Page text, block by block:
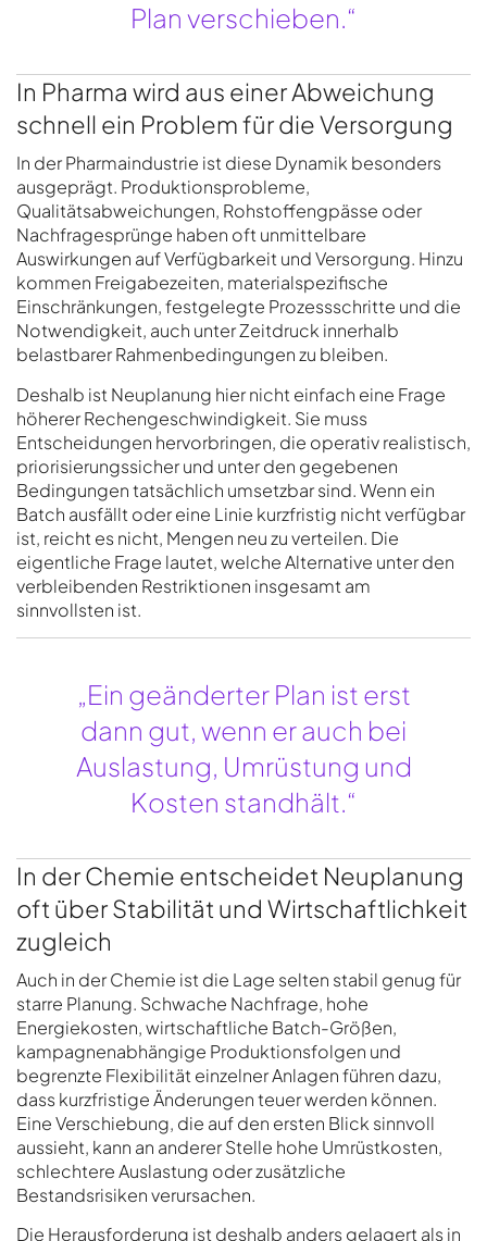
Plan verschieben.“
In Pharma wird aus einer Abweichung
schnell ein Problem für die Versorgung
In der Pharmaindustrie ist diese Dynamik besonders
ausgeprägt. Produktionsprobleme,
Qualitätsabweichungen, Rohstoffengpässe oder
Nachfragesprünge haben oft unmittelbare
Auswirkungen auf Verfügbarkeit und Versorgung. Hinzu
kommen Freigabezeiten, materialspezifische
Einschränkungen, festgelegte Prozessschritte und die
Notwendigkeit, auch unter Zeitdruck innerhalb
belastbarer Rahmenbedingungen zu bleiben.
Deshalb ist Neuplanung hier nicht einfach eine Frage
höherer Rechengeschwindigkeit. Sie muss
Entscheidungen hervorbringen, die operativ realistisch,
priorisierungssicher und unter den gegebenen
Bedingungen tatsächlich umsetzbar sind. Wenn ein
Batch ausfällt oder eine Linie kurzfristig nicht verfügbar
ist, reicht es nicht, Mengen neu zu verteilen. Die
eigentliche Frage lautet, welche Alternative unter den
verbleibenden Restriktionen insgesamt am
sinnvollsten ist.
„Ein geänderter Plan ist erst
dann gut, wenn er auch bei
Auslastung, Umrüstung und
Kosten standhält.“
In der Chemie entscheidet Neuplanung
oft über Stabilität und Wirtschaftlichkeit
zugleich
Auch in der Chemie ist die Lage selten stabil genug für
starre Planung. Schwache Nachfrage, hohe
Energiekosten, wirtschaftliche Batch-Größen,
kampagnenabhängige Produktionsfolgen und
begrenzte Flexibilität einzelner Anlagen führen dazu,
dass kurzfristige Änderungen teuer werden können.
Eine Verschiebung, die auf den ersten Blick sinnvoll
aussieht, kann an anderer Stelle hohe Umrüstkosten,
schlechtere Auslastung oder zusätzliche
Bestandsrisiken verursachen.
Die Herausforderung ist deshalb anders gelagert als in